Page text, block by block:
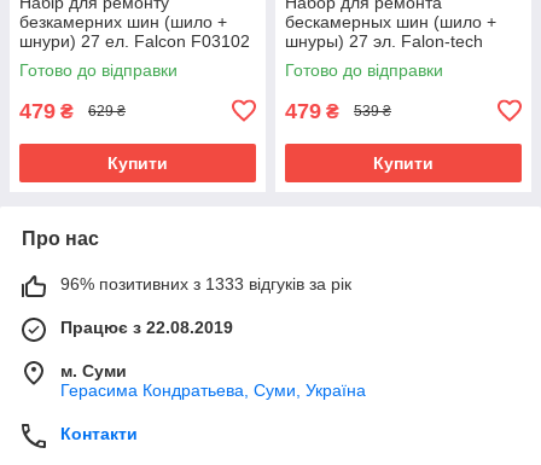
безкамерних шин (шило +
шнури) 27 ел. Falcon F03102
Готово до відправки
479 ₴ 629 ₴
Купити
бескамерных шин (шило +
шнуры) 27 эл. Falon-tech
FT7727
Готово до відправки
479 ₴ 539 ₴
Купити
Про нас
96% позитивних з 1333 відгуків за рік
Працює з 22.08.2019
м. Суми
Герасима Кондратьева, Суми, Україна
Контакти